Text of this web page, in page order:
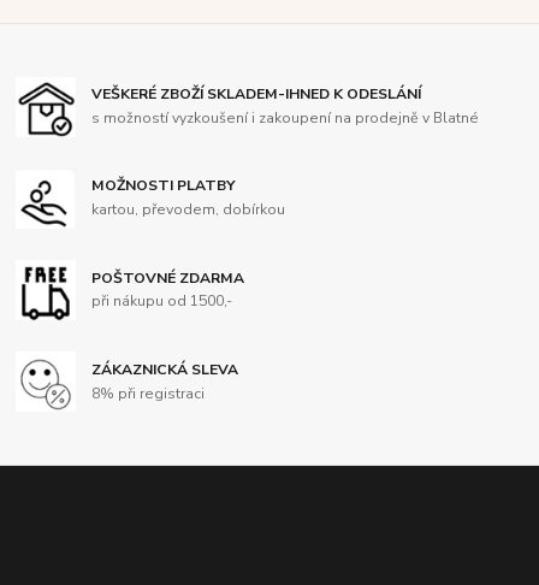
VEŠKERÉ ZBOŽÍ SKLADEM-IHNED K ODESLÁNÍ
s možností vyzkoušení i zakoupení na prodejně v Blatné
MOŽNOSTI PLATBY
kartou, převodem, dobírkou
POŠTOVNÉ ZDARMA
při nákupu od 1500,-
ZÁKAZNICKÁ SLEVA
8% při registraci